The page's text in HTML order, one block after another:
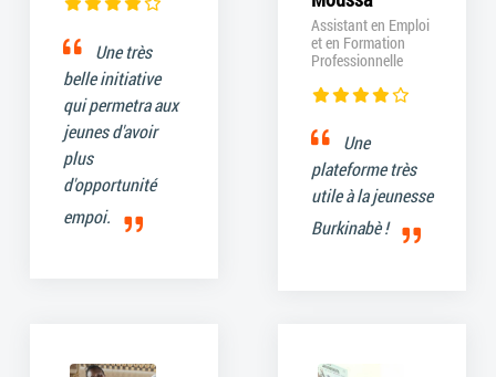
Une très
belle initiative
qui permetra aux
jeunes d'avoir
plus
d'opportunité
empoi.
Assistant en Emploi
et en Formation
Professionnelle
Une
plateforme très
utile à la jeunesse
Burkinabè !